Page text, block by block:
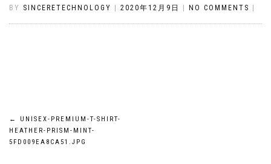
BY SINCERETECHNOLOGY 2020年12月9日 NO COMMENTS
投
稿
←
UNISEX-PREMIUM-T-SHIRT-
HEATHER-PRISM-MINT-
5FD009EA8CA51.JPG